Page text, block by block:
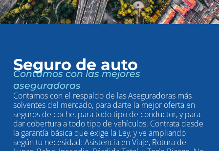
Seguro de auto
Contamos con las mejores
aseguradoras
Contamos con el respaldo de las Aseguradoras más
solventes del mercado, para darte la mejor oferta en
seguros de coche, para todo tipo de conductor, y para
dar cobertura a todo tipo de vehículos. Contrata desde
la garantía básica que exige la Ley, y ve ampliando
según tu necesidad: Asistencia en Viaje, Rotura de